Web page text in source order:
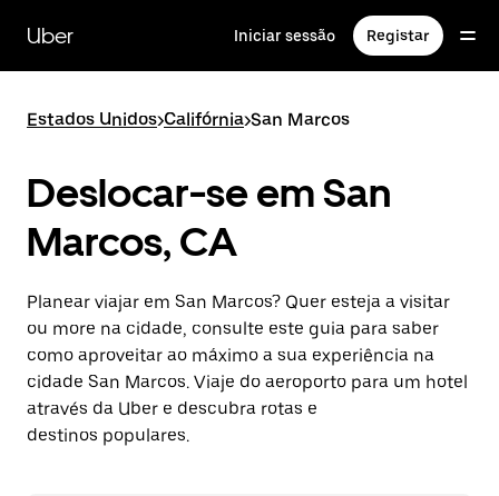
para
conteúdo
Uber Iniciar sessão Registar
Estados Unidos>Califórnia>San Marcos
Deslocar-se em San
Marcos, CA
Planear viajar em San Marcos? Quer esteja a visitar
ou more na cidade, consulte este guia para saber
como aproveitar ao máximo a sua experiência na
cidade San Marcos. Viaje do aeroporto para um hotel
através da Uber e descubra rotas e
destinos populares.